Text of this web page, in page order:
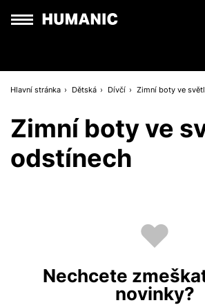
Hlavní stránka Dětská Dívčí Zimní boty ve
Zimní boty ve
odstínech
Nechcete
novinky?